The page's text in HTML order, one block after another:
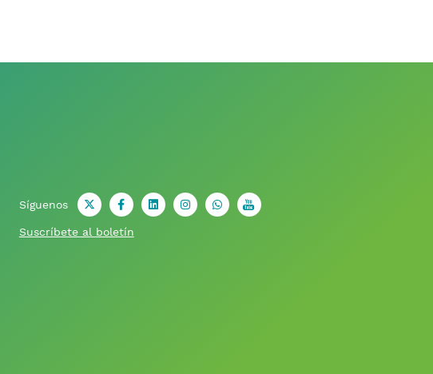
Síguenos X facebookLinkedinInstagramWhatsappyoutube
Suscríbete al boletín